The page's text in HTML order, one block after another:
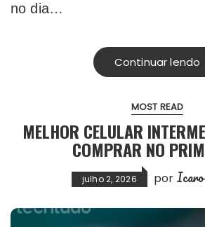
no dia…
Continuar lendo
MOST READ
MELHOR CELULAR
COMPRAR NO
julho 2, 2026 por